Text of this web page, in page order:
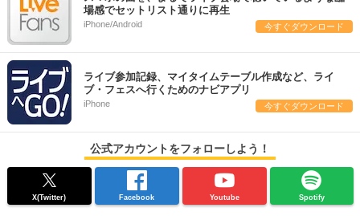
場感でセットリスト通りに再生
iPhone/Android 今すぐダウンロード
ライブ参加記録、マイタイムテーブル作成など、ライ
ブ・フェスへ行くためのナビアプリ
iPhone 今すぐダウンロード
公式アカウントをフォローしよう！
X(Twitter) Facebook Youtube Spotify